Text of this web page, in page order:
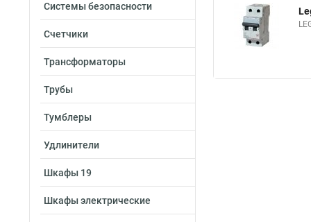
Системы безопасности
Счетчики
Трансформаторы
Трубы
Тумблеры
Удлинители
Шкафы 19
Шкафы электрические